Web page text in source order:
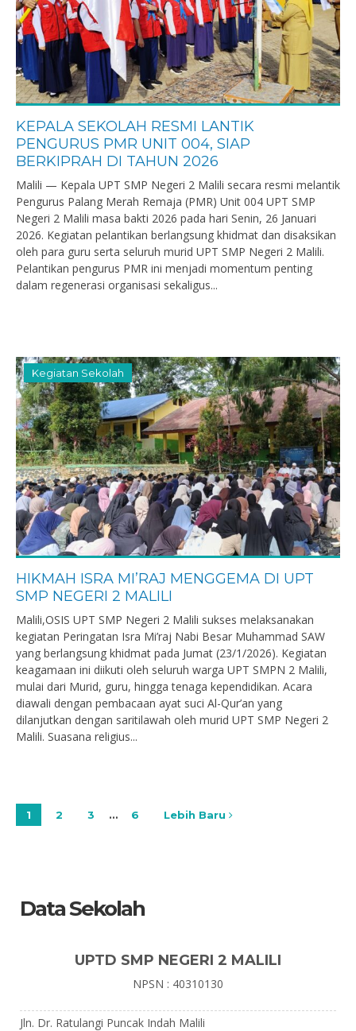
KEPALA SEKOLAH RESMI LANTIK
PENGURUS PMR UNIT 004, SIAP
BERKIPRAH DI TAHUN 2026
Malili — Kepala UPT SMP Negeri 2 Malili secara resmi melantik
Pengurus Palang Merah Remaja (PMR) Unit 004 UPT SMP
Negeri 2 Malili masa bakti 2026 pada hari Senin, 26 Januari
2026. Kegiatan pelantikan berlangsung khidmat dan disaksikan
oleh para guru serta seluruh murid UPT SMP Negeri 2 Malili.
Pelantikan pengurus PMR ini menjadi momentum penting
dalam regenerasi organisasi sekaligus...
Kegiatan Sekolah
HIKMAH ISRA MI’RAJ MENGGEMA DI UPT
SMP NEGERI 2 MALILI
Malili,OSIS UPT SMP Negeri 2 Malili sukses melaksanakan
kegiatan Peringatan Isra Mi’raj Nabi Besar Muhammad SAW
yang berlangsung khidmat pada Jumat (23/1/2026). Kegiatan
keagamaan ini diikuti oleh seluruh warga UPT SMPN 2 Malili,
mulai dari Murid, guru, hingga tenaga kependidikan. Acara
diawali dengan pembacaan ayat suci Al-Qur’an yang
dilanjutkan dengan saritilawah oleh murid UPT SMP Negeri 2
Malili. Suasana religius...
1 2 3 … 6 Lebih Baru
Data Sekolah
UPTD SMP NEGERI 2 MALILI
NPSN : 40310130
Jln. Dr. Ratulangi Puncak Indah Malili